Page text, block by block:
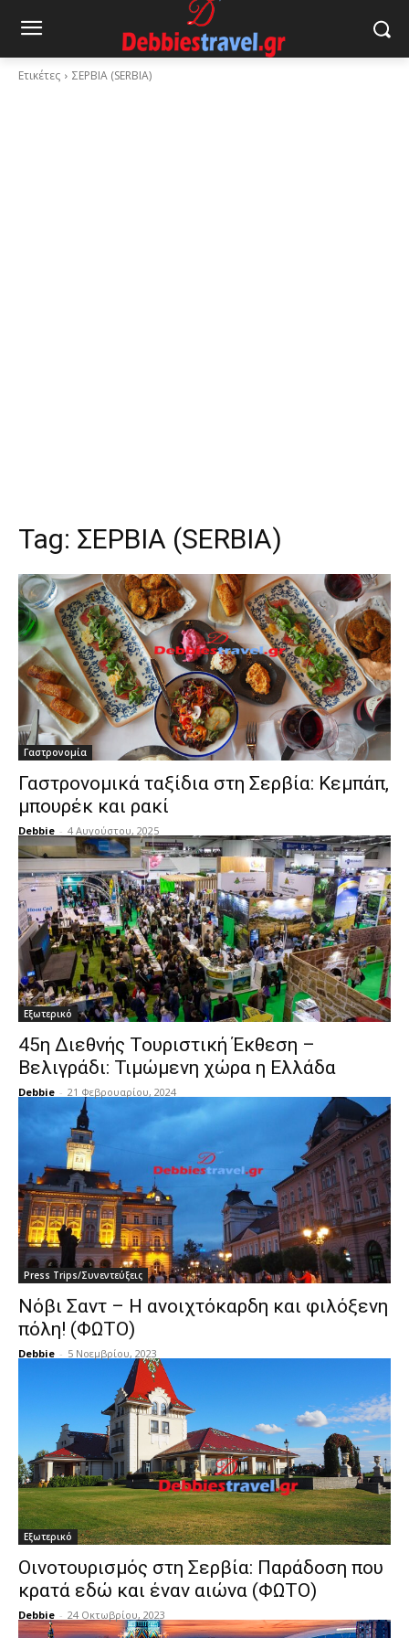
Ετικέτες ΣΕΡΒΙΑ (SERBIA)
Tag: ΣΕΡΒΙΑ (SERBIA)
Γαστρονομία
Γαστρονομικά ταξίδια στη Σερβία: Κεμπάπ,
μπουρέκ και ρακί
Debbie - 4 Αυγούστου, 2025
Εξωτερικό
45η Διεθνής Τουριστική Έκθεση –
Βελιγράδι: Τιμώμενη χώρα η Ελλάδα
Debbie - 21 Φεβρουαρίου, 2024
Press Trips/Συνεντεύξεις
Νόβι Σαντ – Η ανοιχτόκαρδη και φιλόξενη
πόλη! (ΦΩΤΟ)
Debbie - 5 Νοεμβρίου, 2023
Εξωτερικό
Οινοτουρισμός στη Σερβία: Παράδοση που
κρατά εδώ και έναν αιώνα (ΦΩΤΟ)
Debbie - 24 Οκτωβρίου, 2023